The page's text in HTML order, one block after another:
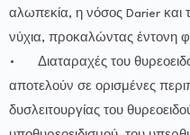
αλωπεκία, η νόσος Darier και
νύχια, προκαλώντας έντονη
•
Διαταραχές του
αποτελούν σε ορισμένες
δυσλειτουργίας του